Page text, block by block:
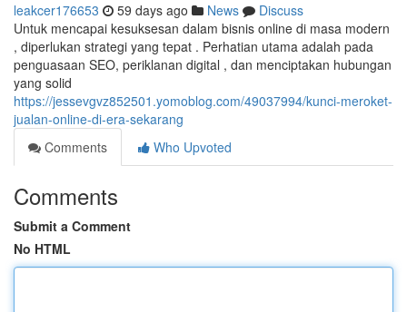
leakcer176653 59 days ago News
Discuss
Untuk mencapai kesuksesan dalam bisnis online di masa modern
, diperlukan strategi yang tepat . Perhatian utama adalah pada
penguasaan SEO, periklanan digital , dan menciptakan hubungan
yang solid
https://jessevgvz852501.yomoblog.com/49037994/kunci-meroket-
jualan-online-di-era-sekarang
Comments
Who Upvoted
Comments
Submit a Comment
No HTML